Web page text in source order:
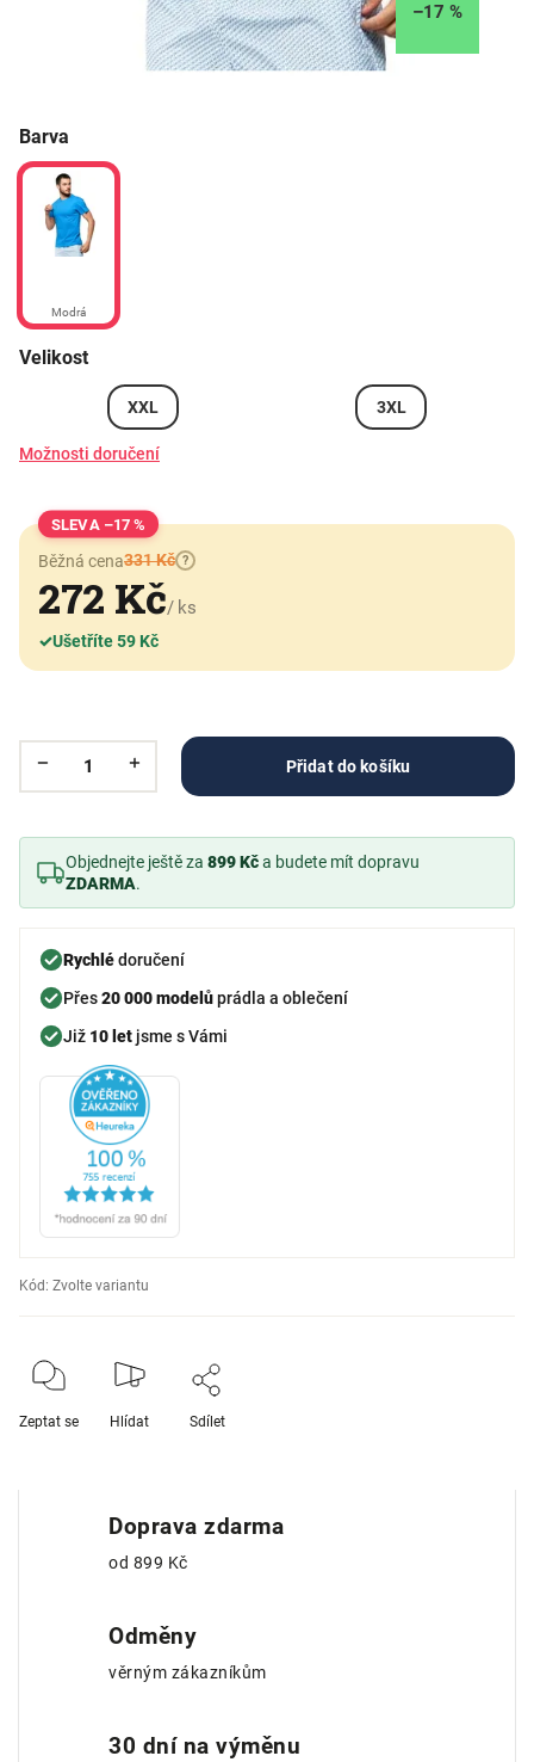
–17 %
Barva
Modrá
Velikost
XXL 3XL
Možnosti doručení
–17 %
Běžná cena331 Kč ?
272 Kč/ ks
✓Ušetříte 59 Kč
Přidat do košíku
Objednejte ještě za 899 Kča budete mít dopravu
ZDARMA.
Rychlédoručení
Přes20 000 modelůprádla a oblečení
Již 10 let jsme s Vámi
Kód: Zvolte variantu
Zeptat se Hlídat Sdílet
Doprava zdarma
od 899 Kč
Odměny
věrným zákazníkům
30 dní na výměnu